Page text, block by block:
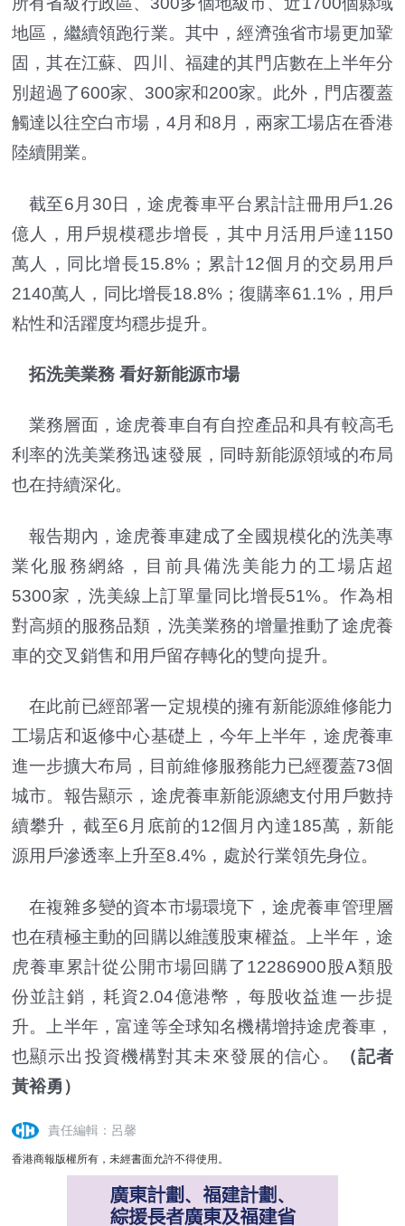
地區，繼續領跑行業。其中，經濟強省市場更加鞏
固，其在江蘇、四川、福建的其門店數在上半年分
別超過了600家、300家和200家。此外，門店覆蓋
觸達以往空白市場，4月和8月，兩家工場店在香港
陸續開業。
截至6月30日，途虎養車平台累計註冊用戶1.26
億人，用戶規模穩步增長，其中月活用戶達1150
萬人，同比增長15.8%；累計12個月的交易用戶
2140萬人，同比增長18.8%；復購率61.1%，用戶
粘性和活躍度均穩步提升。
拓洗美業務 看好新能源市場
業務層面，途虎養車自有自控產品和具有較高毛
利率的洗美業務迅速發展，同時新能源領域的布局
也在持續深化。
報告期內，途虎養車建成了全國規模化的洗美專
業化服務網絡，目前具備洗美能力的工場店超
5300家，洗美線上訂單量同比增長51%。作為相
對高頻的服務品類，洗美業務的增量推動了途虎養
車的交叉銷售和用戶留存轉化的雙向提升。
在此前已經部署一定規模的擁有新能源維修能力
工場店和返修中心基礎上，今年上半年，途虎養車
進一步擴大布局，目前維修服務能力已經覆蓋73個
城市。報告顯示，途虎養車新能源總支付用戶數持
續攀升，截至6月底前的12個月內達185萬，新能
源用戶滲透率上升至8.4%，處於行業領先身位。
在複雜多變的資本市場環境下，途虎養車管理層
也在積極主動的回購以維護股東權益。上半年，途
虎養車累計從公開市場回購了12286900股A類股
份並註銷，耗資2.04億港幣，每股收益進一步提
升。上半年，富達等全球知名機構增持途虎養車，
也顯示出投資機構對其未來發展的信心。
（記者
黃裕勇）
責任編輯：呂馨
香港商報版權所有，未經書面允許不得使用。